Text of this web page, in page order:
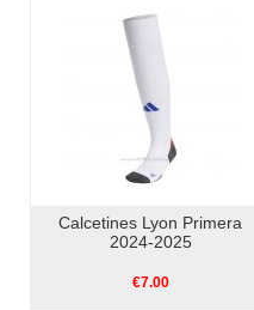
Calcetines Lyon Primera
2024-2025
€7.00